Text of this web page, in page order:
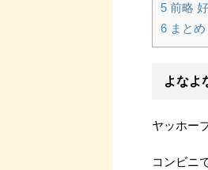
5 前略
6 まとめ
よなよ
ヤッホー
コンビニ